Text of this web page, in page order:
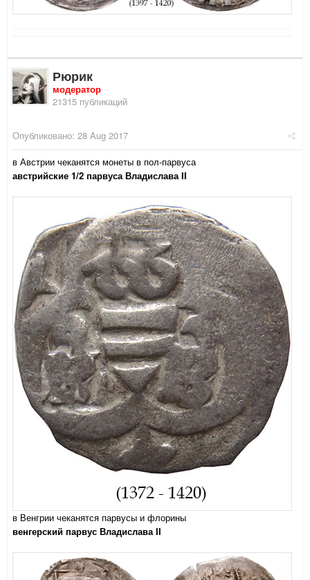
Рюрик
модератор
21315 публикаций
Опубликовано: 28 Aug 2017
в Австрии чеканятся монеты в пол-парвуса
австрийские 1/2 парвуса Владислава II
в Венгрии чеканятся парвусы и флорины
венгерский парвус Владислава II